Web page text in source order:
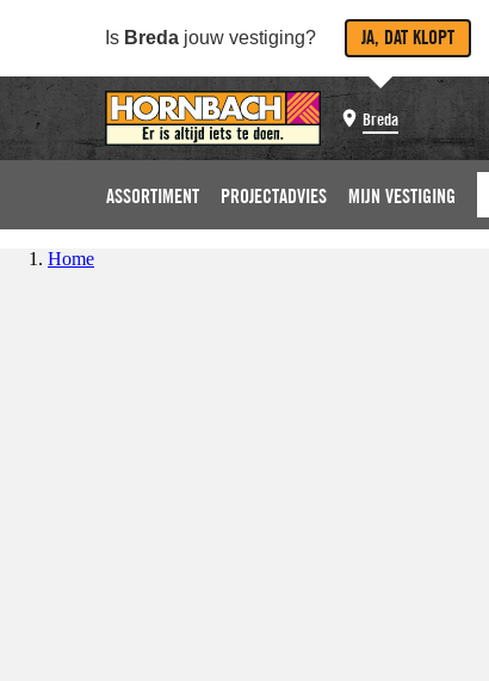
Is Breda jouw vestiging? JA, DAT KLOPT
Breda
ASSORTIMENT PROJECTADVIES MIJN VESTIGING
Home